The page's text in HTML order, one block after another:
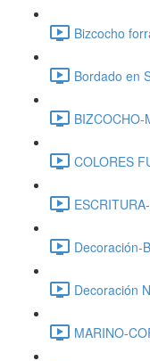
Bizcocho
Bordado en
BIZCOCHO-
COLORES
Decoración-
Decoración
MARINO-